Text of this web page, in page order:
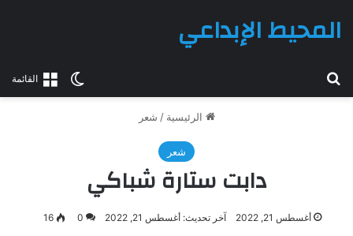
القائمةالوضع
المحيط الإبداعي
الرئيسية / شعر
شعر
دابت ستارة شباكي
أغسطس 21, 2022 آخر تحديث: أغسطس 21, 2022 0
16